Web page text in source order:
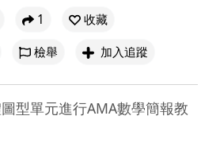
1
收藏
檢舉 加入追蹤
型單元進行AMA數學簡報教